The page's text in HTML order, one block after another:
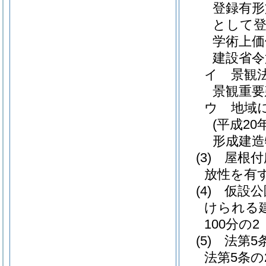
登録有
として
学術上
建設省
イ
景観
景観重
ウ
地域
(平成20
形成建
(3)
屋根
放性を有
(4)
仮設
けられる
100分の2
(5)
法第5
法第5条